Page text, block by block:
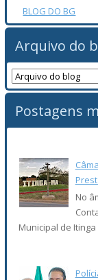
BLOG DO BG
Arquivo do
Postagens
No
Municipal de